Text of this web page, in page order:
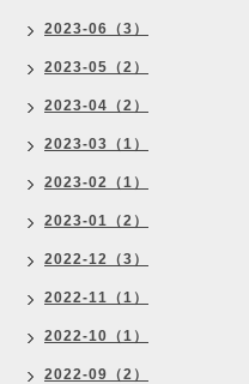
2023-06（3）
2023-05（2）
2023-04（2）
2023-03（1）
2023-02（1）
2023-01（2）
2022-12（3）
2022-11（1）
2022-10（1）
2022-09（2）